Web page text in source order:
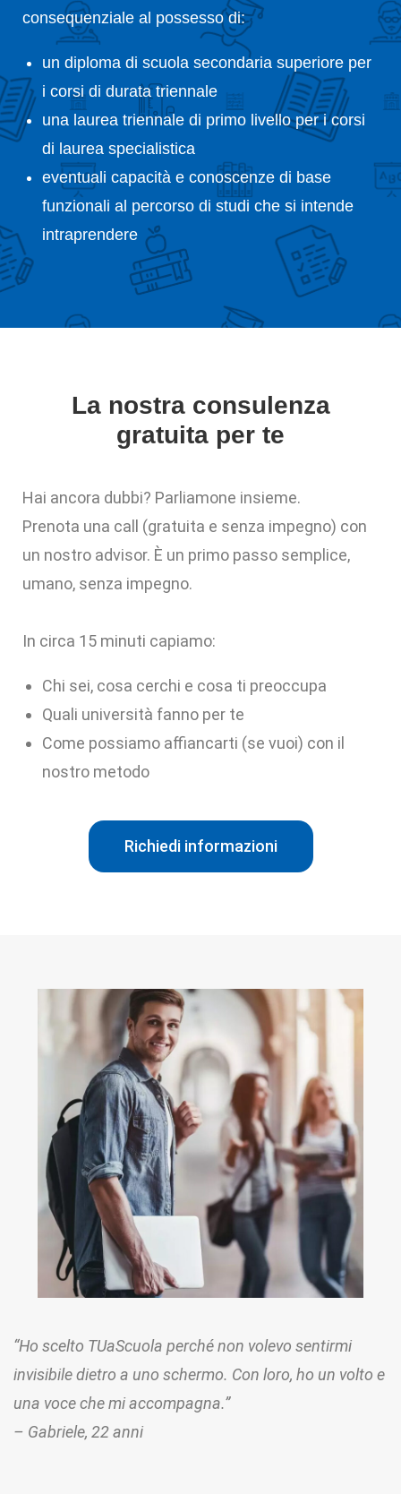
consequenziale al possesso di:
un diploma di scuola secondaria superiore per
i corsi di durata triennale
una laurea triennale di primo livello per i corsi
di laurea specialistica
eventuali capacità e conoscenze di base
funzionali al percorso di studi che si intende
intraprendere
La nostra consulenza
gratuita per te
Hai ancora dubbi? Parliamone insieme.
Prenota una call (gratuita e senza impegno) con
un nostro advisor. È un primo passo semplice,
umano, senza impegno.
In circa 15 minuti capiamo:
Chi sei, cosa cerchi e cosa ti preoccupa
Quali università fanno per te
Come possiamo affiancarti (se vuoi) con il
nostro metodo
Richiedi informazioni
“Ho scelto TUaScuola perché non volevo sentirmi
invisibile dietro a uno schermo. Con loro, ho un volto e
una voce che mi accompagna.”
– Gabriele, 22 anni